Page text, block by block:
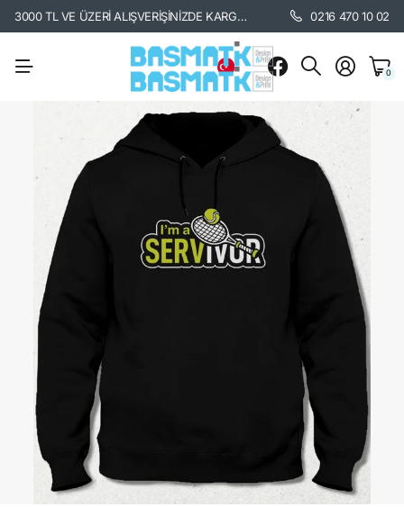
3000 TL VE ÜZERİ ALIŞVERİŞİNİZDE KARGO BEDAVA. / KARGO BİLGİSİ
0216 470 10 02
0